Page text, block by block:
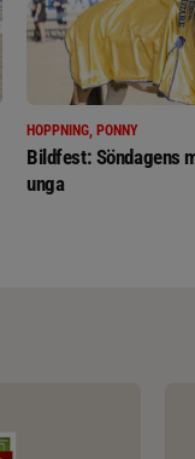
HOPPNING, PONNY
Bildfest: Söndagens
unga